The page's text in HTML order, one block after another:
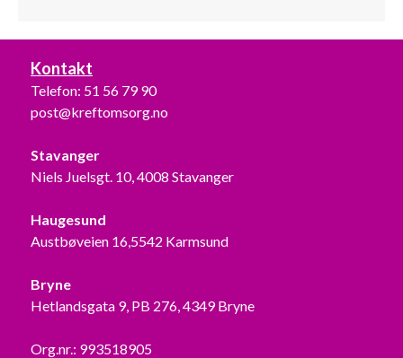
Kontakt
Telefon: 51 56 79 90
post@kreftomsorg.no
Stavanger
Niels Juelsgt. 10, 4008 Stavanger
Haugesund
Austbøveien 16,5542 Karmsund
Bryne
Hetlandsgata 9, PB 276, 4349 Bryne
Org.nr.: 993518905